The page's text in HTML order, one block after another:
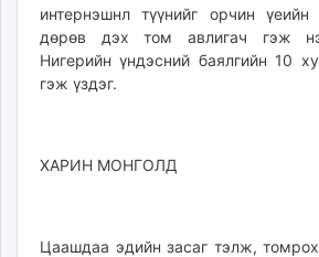
интернэшнл түүнийг орчин үеийн
дөрөв дэх том авлигач гэж
Нигерийн үндэсний баялгийн 10
гэж үздэг.
ХАРИН МОНГОЛД
Цаашдаа эдийн засаг тэлж,